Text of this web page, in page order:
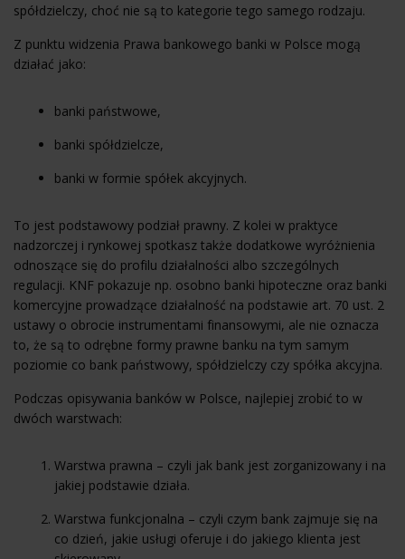
spółdzielczy, choć nie są to kategorie tego samego rodzaju.
Z punktu widzenia Prawa bankowego banki w Polsce mogą
działać jako:
banki państwowe,
banki spółdzielcze,
banki w formie spółek akcyjnych.
To jest podstawowy podział prawny. Z kolei w praktyce
nadzorczej i rynkowej spotkasz także dodatkowe wyróżnienia
odnoszące się do profilu działalności albo szczególnych
regulacji. KNF pokazuje np. osobno banki hipoteczne oraz banki
komercyjne prowadzące działalność na podstawie art. 70 ust. 2
ustawy o obrocie instrumentami finansowymi, ale nie oznacza
to, że są to odrębne formy prawne banku na tym samym
poziomie co bank państwowy, spółdzielczy czy spółka akcyjna.
Podczas opisywania banków w Polsce, najlepiej zrobić to w
dwóch warstwach:
Warstwa prawna – czyli jak bank jest zorganizowany i na
jakiej podstawie działa.
Warstwa funkcjonalna – czyli czym bank zajmuje się na
co dzień, jakie usługi oferuje i do jakiego klienta jest